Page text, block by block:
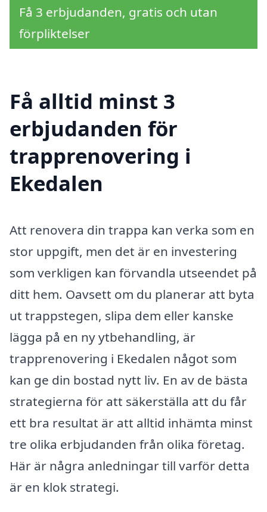
Få 3 erbjudanden, gratis och utan
förpliktelser
Få alltid minst 3
erbjudanden för
trapprenovering i
Ekedalen
Att renovera din trappa kan verka som en
stor uppgift, men det är en investering
som verkligen kan förvandla utseendet på
ditt hem. Oavsett om du planerar att byta
ut trappstegen, slipa dem eller kanske
lägga på en ny ytbehandling, är
trapprenovering i Ekedalen något som
kan ge din bostad nytt liv. En av de bästa
strategierna för att säkerställa att du får
ett bra resultat är att alltid inhämta minst
tre olika erbjudanden från olika företag.
Här är några anledningar till varför detta
är en klok strategi.